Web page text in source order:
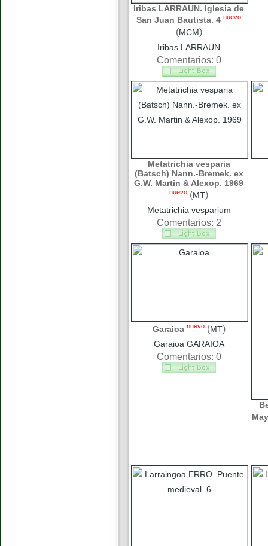
Iribas LARRAUN. Iglesia de
San Juan Bautista. 4 nuevo
(MCM)
Iribas LARRAUN
Comentarios: 0
Metatrichia vesparia
(Batsch) Nann.-Bremek. ex
G.W. Martin & Alexop. 1969
nuevo (MT)
Metatrichia vesparium
Comentarios: 2
Garaioa nuevo (MT)
Garaioa GARAIOA
Comentarios: 0